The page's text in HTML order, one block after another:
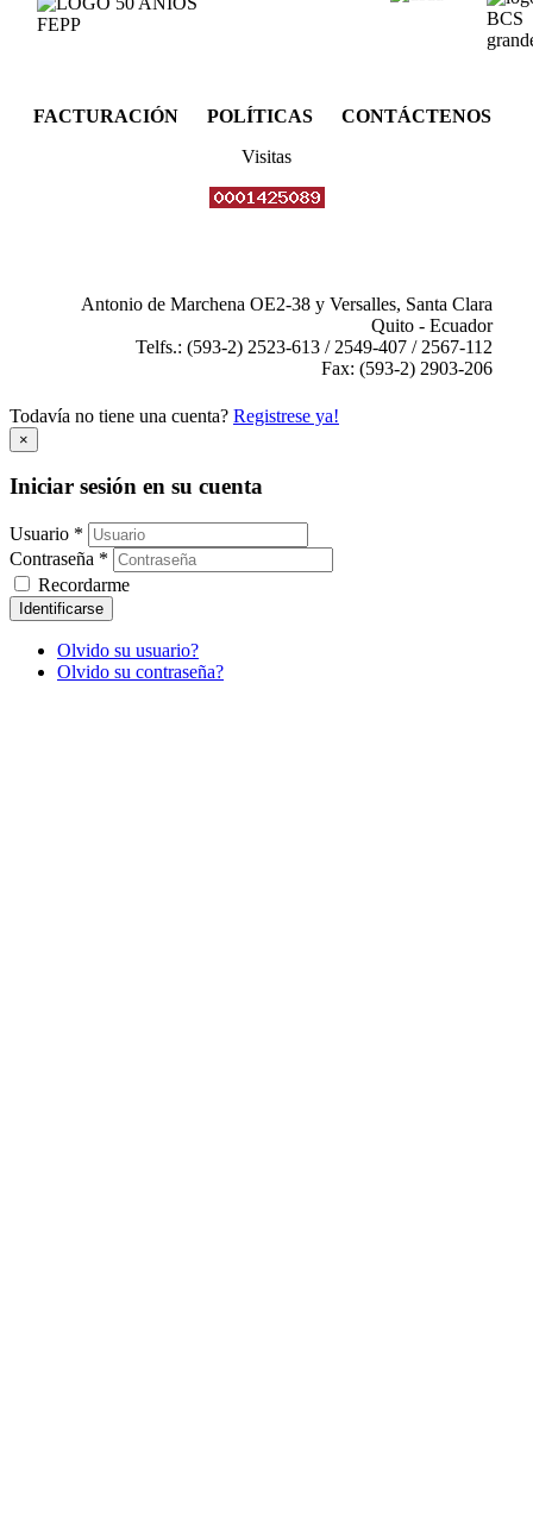
FACTURACIÓN POLÍTICAS CONTÁCTENOS
Visitas
Antonio de Marchena OE2-38 y Versalles, Santa Clara
Quito - Ecuador
Telfs.: (593-2) 2523-613 / 2549-407 / 2567-112
Fax: (593-2) 2903-206
Todavía no tiene una cuenta? Registrese ya!
×
Iniciar sesión en su cuenta
Usuario *
Contraseña *
Recordarme
Identificarse
Olvido su usuario?
Olvido su contraseña?